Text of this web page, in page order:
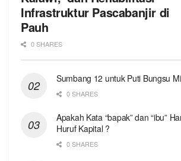
Infrastruktur Pascabanjir di
Pauh
0 SHARES
Sumbang 12 untuk Puti Bungsu
0 SHARES
Apakah Kata “bapak” dan “ibu”
Huruf Kapital ?
0 SHARES